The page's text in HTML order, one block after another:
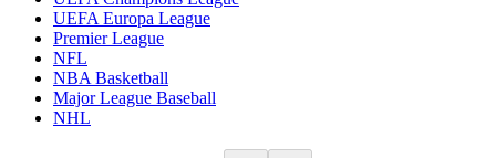
UEFA Europa League
Premier League
NFL
NBA Basketball
Major League Baseball
NHL